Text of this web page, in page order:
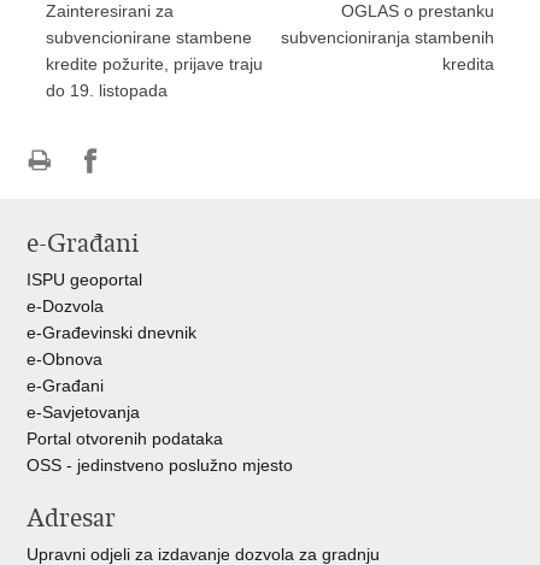
Zainteresirani za
subvencionirane stambene
kredite požurite, prijave traju
do 19. listopada
OGLAS o prestanku
subvencioniranja stambenih
kredita
FacebookuTwitteru
e-Građani
ISPU geoportal
e-Dozvola
e-Građevinski dnevnik
e-Obnova
e-Građani
e-Savjetovanja
Portal otvorenih podataka
OSS - jedinstveno poslužno mjesto
Adresar
Upravni odjeli za izdavanje dozvola za gradnju